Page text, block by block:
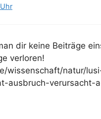
dir keine Beiträge
verloren!
wissenschaft/natur/
ausbruch-verursacht-